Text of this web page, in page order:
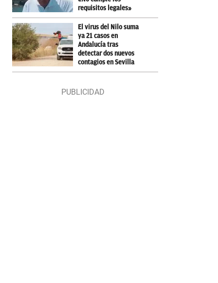
requisitos legales»
El virus del Nilo suma
ya 21 casos en
Andalucía tras
detectar dos nuevos
contagios en Sevilla